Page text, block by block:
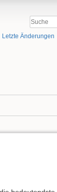
Letzte Änderungen